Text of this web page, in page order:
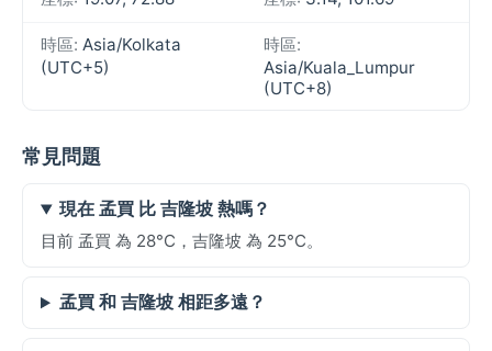
時區: Asia/Kolkata
(UTC+5)
時區:
Asia/Kuala_Lumpur
(UTC+8)
常見問題
現在 孟買 比 吉隆坡 熱嗎？
目前 孟買 為 28°C，吉隆坡 為 25°C。
孟買 和 吉隆坡 相距多遠？